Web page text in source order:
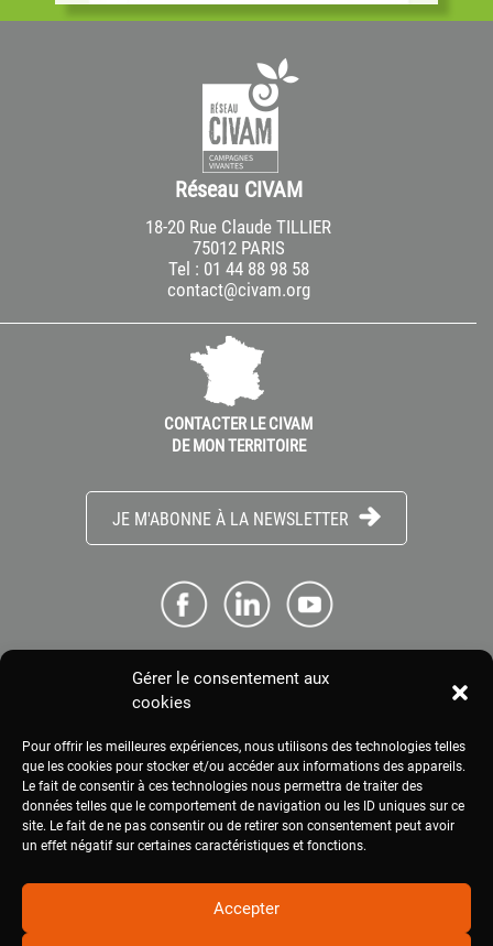
Gérer le consentement aux
cookies
Pour offrir les meilleures expériences, nous utilisons des technologies telles
que les cookies pour stocker et/ou accéder aux informations des appareils.
Le fait de consentir à ces technologies nous permettra de traiter des
données telles que le comportement de navigation ou les ID uniques sur ce
site. Le fait de ne pas consentir ou de retirer son consentement peut avoir
un effet négatif sur certaines caractéristiques et fonctions.
Accepter
Réseau CIVAM
18-20 Rue Claude TILLIER
75012 PARIS
Tel : 01 44 88 98 58
contact@civam.org
CONTACTER LE CIVAM
DE MON TERRITOIRE
JE M'ABONNE À LA NEWSLETTER
ME CONNECTER
ESPACE PRESSE
MENTIONS LÉGALES